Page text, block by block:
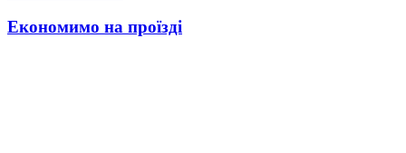
Економимо на проїзді